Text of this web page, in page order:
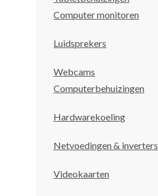
Computer monitoren
Luidsprekers
Webcams
Computerbehuizingen
Hardwarekoeling
Netvoedingen & inverters
Videokaarten